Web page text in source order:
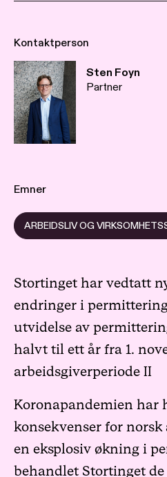
Kontaktperson
Sten Foyn
Partner
Emner
ARBEIDSLIV OG
Stortinget har vedtatt
endringer i
utvidelse av
halvt til ett år fra 1.
arbeidsgiverperiode II
Koronapandemien har
konsekvenser for
en eksplosiv økning i
behandlet Stortinget